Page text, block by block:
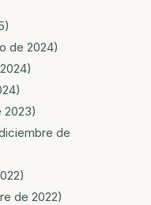
de 2024)
2023)
de
de 2022)